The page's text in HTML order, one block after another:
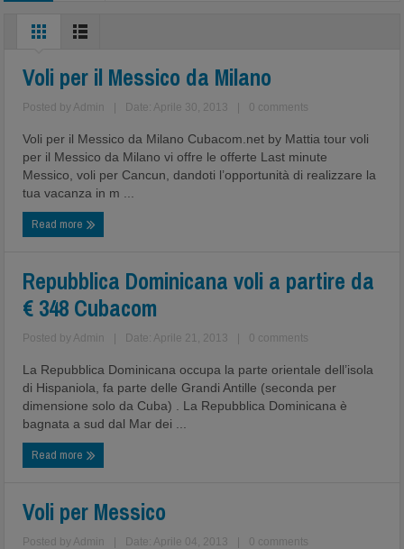
Voli per il Messico da Milano
Posted by Admin Date: Aprile 30, 2013 0 comments
Voli per il Messico da Milano Cubacom.net by Mattia tour voli
per il Messico da Milano vi offre le offerte Last minute
Messico, voli per Cancun, dandoti l’opportunità di realizzare la
tua vacanza in m ...
Read more
Repubblica Dominicana voli a partire da
€ 348 Cubacom
Posted by Admin Date: Aprile 21, 2013 0 comments
La Repubblica Dominicana occupa la parte orientale dell’isola
di Hispaniola, fa parte delle Grandi Antille (seconda per
dimensione solo da Cuba) . La Repubblica Dominicana è
bagnata a sud dal Mar dei ...
Read more
Voli per Messico
Posted by Admin Date: Aprile 04, 2013 0 comments